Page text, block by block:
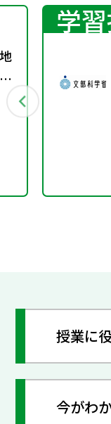
学
授業に
今がわ